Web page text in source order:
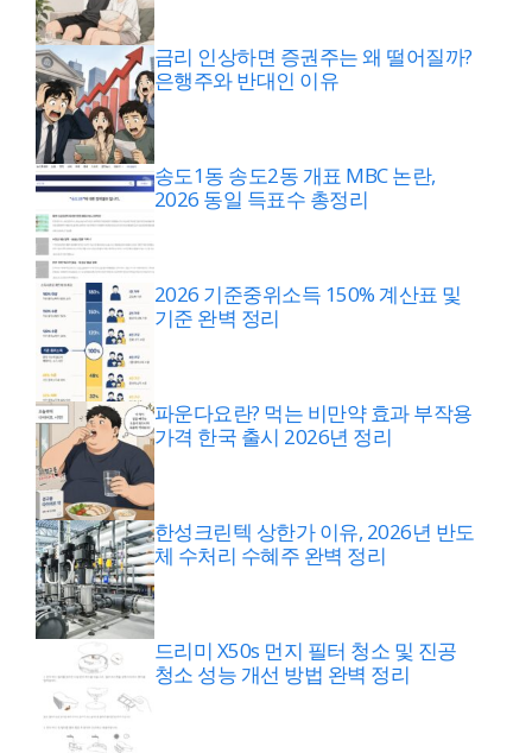
금리 인상하면 증권주는 왜 떨어질까?
은행주와 반대인 이유
송도1동 송도2동 개표 MBC 논란,
2026 동일 득표수 총정리
2026 기준중위소득 150% 계산표 및
기준 완벽 정리
파운다요란? 먹는 비만약 효과 부작용
가격 한국 출시 2026년 정리
한성크린텍 상한가 이유, 2026년 반도
체 수처리 수혜주 완벽 정리
드리미 X50s 먼지 필터 청소 및 진공
청소 성능 개선 방법 완벽 정리